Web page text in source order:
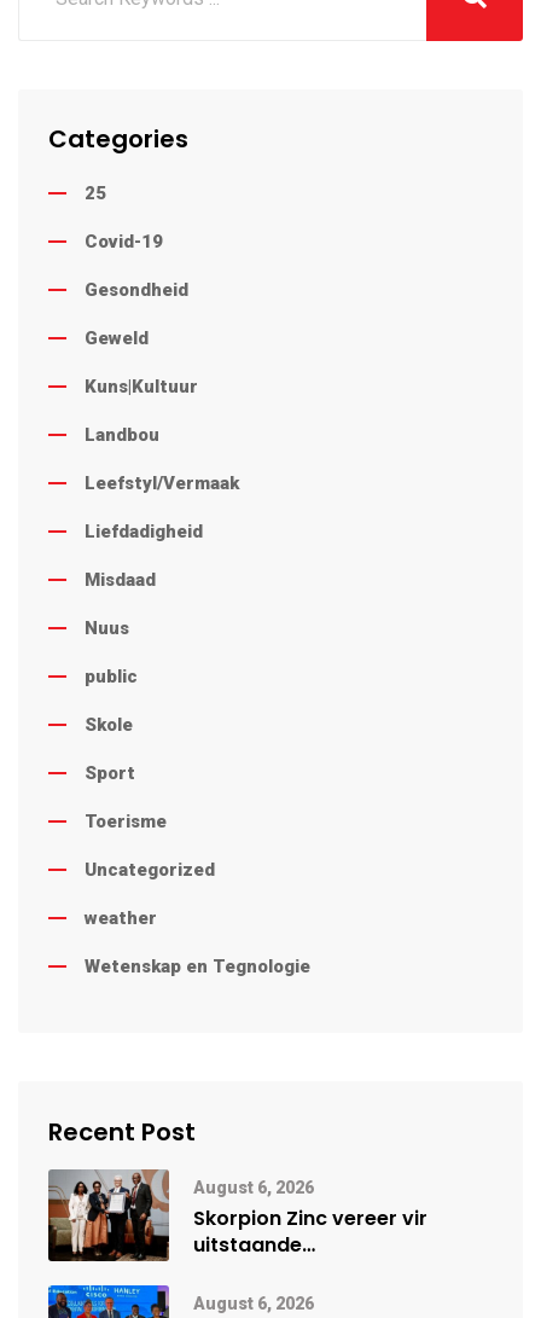
Categories
25
Covid-19
Gesondheid
Geweld
Kuns|Kultuur
Landbou
Leefstyl/Vermaak
Liefdadigheid
Misdaad
Nuus
public
Skole
Sport
Toerisme
Uncategorized
weather
Wetenskap en Tegnologie
Recent Post
August 6, 2026
Skorpion Zinc vereer vir
uitstaande
Namibië Mynbou Ekspo
August 6, 2026